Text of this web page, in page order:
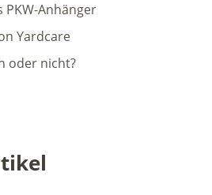
PKW-Anhänger
Yardcare
oder nicht?